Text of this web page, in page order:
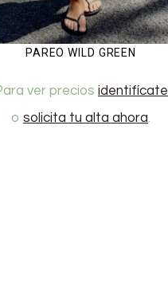
PAREO WILD GREEN
ver precios identifícate
o solicita tu alta ahora.